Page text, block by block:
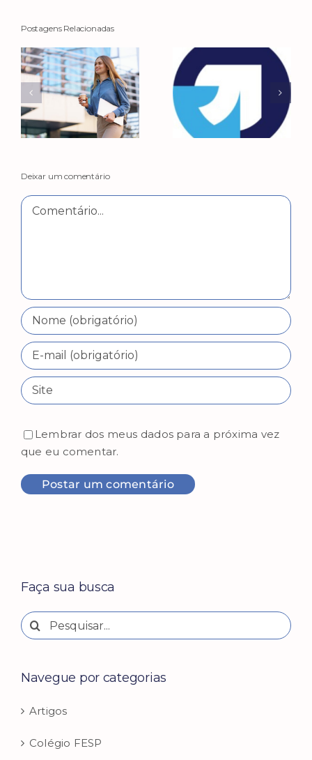
Postagens Relacionadas
Deixar um comentário
Comentário
Lembrar dos meus dados para a próxima vez
que eu comentar.
Faça sua busca
Buscar
resultados
Navegue por categorias
Artigos
Colégio FESP